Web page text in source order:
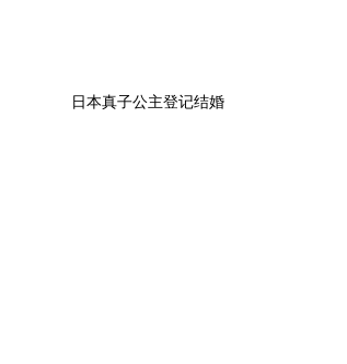
日本真子公主登记结婚